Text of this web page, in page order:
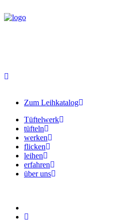
Zum Leihkatalog
Tüftelwerk
tüfteln
werken
flicken
leihen
erfahren
über uns